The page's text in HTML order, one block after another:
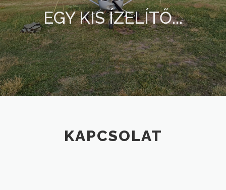
EGY KIS ÍZELÍTŐ...
KAPCSOLAT